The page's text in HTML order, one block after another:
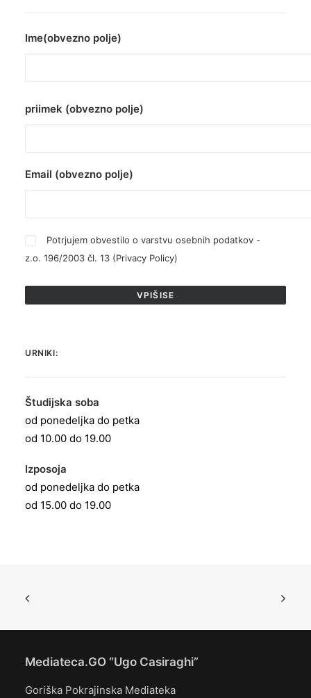
Ime(obvezno polje)
priimek (obvezno polje)
Email (obvezno polje)
Potrjujem obvestilo o varstvu osebnih podatkov -
z.o. 196/2003 čl. 13 (Privacy Policy)
URNIKI:
Študijska soba
od ponedeljka do petka
od 10.00 do 19.00
Izposoja
od ponedeljka do petka
od 15.00 do 19.00
Mediateca.GO “Ugo Casiraghi”
Goriška Pokrajinska Mediateka